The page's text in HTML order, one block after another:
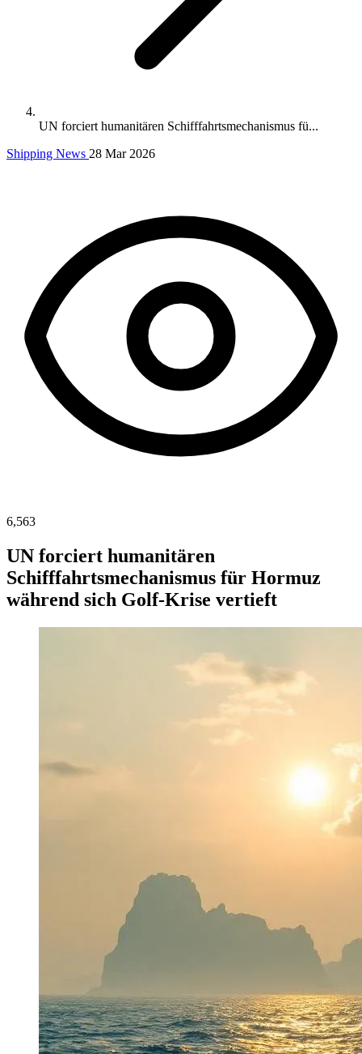
UN forciert humanitären Schifffahrtsmechanismus fü...
Shipping News 28 Mar 2026
6,563
UN forciert humanitären
Schifffahrtsmechanismus für Hormuz
während sich Golf-Krise vertieft